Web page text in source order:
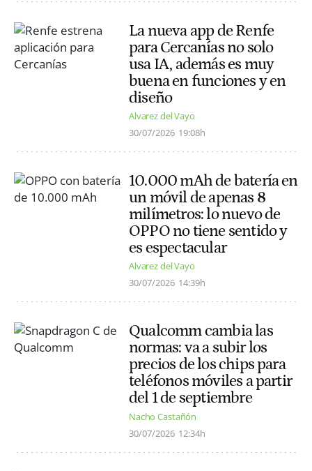
La nueva app de Renfe
para Cercanías no solo
usa IA, además es muy
buena en funciones y en
diseño
Alvarez del Vayo
30/07/2026 19:08h
10.000 mAh de batería en
un móvil de apenas 8
milímetros: lo nuevo de
OPPO no tiene sentido y
es espectacular
Alvarez del Vayo
30/07/2026 14:39h
Qualcomm cambia las
normas: va a subir los
precios de los chips para
teléfonos móviles a partir
del 1 de septiembre
Nacho Castañón
30/07/2026 12:34h